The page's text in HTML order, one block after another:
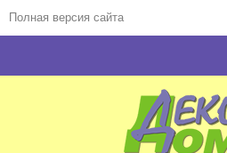
Полная версия сайта